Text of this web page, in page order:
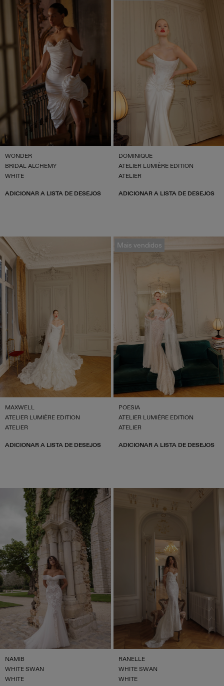
WONDER
BRIDAL ALCHEMY
WHITE
ADICIONAR A LISTA DE DESEJOS
DOMINIQUE
ATELIER LUMIÈRE EDITION
ATELIER
ADICIONAR A LISTA DE DESEJOS
MAXWELL
ATELIER LUMIÈRE EDITION
ATELIER
ADICIONAR A LISTA DE DESEJOS
Mais vendidos
POESIA
ATELIER LUMIÈRE EDITION
ATELIER
ADICIONAR A LISTA DE DESEJOS
NAMIB
WHITE SWAN
WHITE
RANELLE
WHITE SWAN
WHITE